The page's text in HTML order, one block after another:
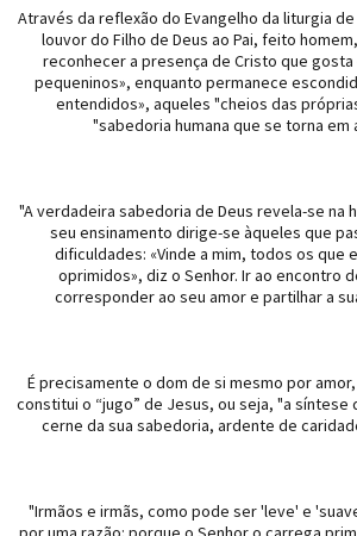
Através da reflexão do Evangelho da liturgia de
louvor do Filho de Deus ao Pai, feito
reconhecer a presença de Cristo que
pequeninos», enquanto permanece
entendidos», aqueles "cheios das
"sabedoria humana que se torna em
"A verdadeira sabedoria de Deus revela-se na
seu ensinamento dirige-se àqueles que
dificuldades: «Vinde a mim, todos os que
oprimidos», diz o Senhor. Ir ao encontro
corresponder ao seu amor e partilhar a
É precisamente o dom de si mesmo por
constitui o “jugo” de Jesus, ou seja, "a síntese
cerne da sua sabedoria, ardente de
"Irmãos e irmãs, como pode ser 'leve' e